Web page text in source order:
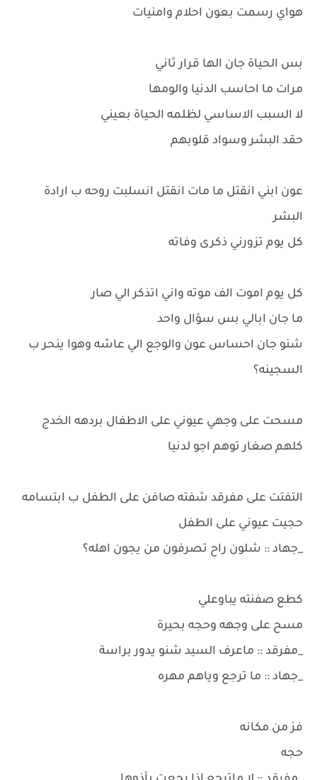
هواي رسمت بعون احلام وامنيات
بس الحياة جان الها قرار ثاني
مرات ما احاسب الدنيا والومها
لا السبب الاساسي لظلمه الحياة بعيني
حقد البشر وسواد قلوبهم
عون ابني انقتل ما مات انقتل انسلبت روحه ب ارادة
البشر
كل يوم تزورني ذكرى وفاته
كل يوم اموت الف موته واني اتذكر الي صار
ما جان ابالي بس سؤال واحد
شنو جان احساس عون والوجع الي عاشه وهوا ينحر ب
السجينه؟
مسحت على وجهي عيوني على الاطفال بردهه الخدج
كلهم صغار توهم اجو لدنيا
التفتت على مفرقد شفته صافن على الطفل ب ابتسامه
حجيت عيوني على الطفل
_جهاد :: شلون راح تصرفون من يجون اهله؟
كطع صفنته يباوعلي
مسح على وجهه وحجه بحيرة
_مفرقد :: ماعرف السيد شنو يدور براسة
_جهاد :: ما ترجع وياهم مهره
فز من مكانه
حجه